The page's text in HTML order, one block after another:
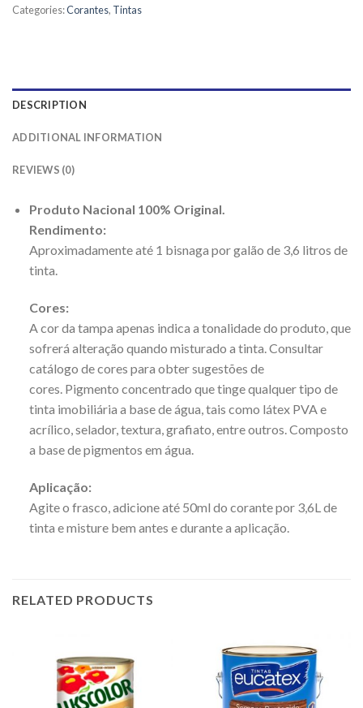
Categories:Corantes, Tintas
DESCRIPTION
ADDITIONAL INFORMATION
REVIEWS (0)
Produto Nacional 100% Original.
Rendimento:
Aproximadamente até 1 bisnaga por galão de 3,6 litros de
tinta.
Cores:
A cor da tampa apenas indica a tonalidade do produto, que
sofrerá alteração quando misturado a tinta. Consultar
catálogo de cores para obter sugestões de
cores. Pigmento concentrado que tinge qualquer tipo de
tinta imobiliária a base de água, tais como látex PVA e
acrílico, selador, textura, grafiato, entre outros. Composto
a base de pigmentos em água.
Aplicação:
Agite o frasco, adicione até 50ml do corante por 3,6L de
tinta e misture bem antes e durante a aplicação.
RELATED PRODUCTS